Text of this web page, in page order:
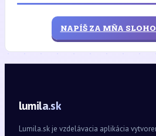
NAPÍŠ ZA MŇA
lumila.sk
Lumila.sk je vzdelávacia aplikácia